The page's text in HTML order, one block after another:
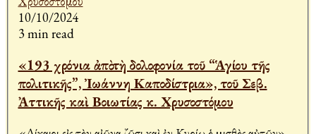
10/10/2024
3 min read
«193 χρόνια ἀπὸ τὴ δολοφονία τοῦ “Ἁγίου τῆς
πολιτικῆς”, Ἰωάννη Καποδίστρια», τοῦ Σεβ.
Ἀττικῆς καὶ Βοιωτίας κ. Χρυσοστόμου